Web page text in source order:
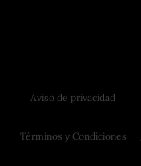
Aviso de privacidad
Términos y Condiciones